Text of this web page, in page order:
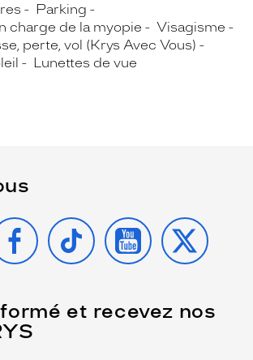
Parking
charge de la myopie
Visagisme
perte, vol (Krys Avec Vous)
Lunettes de vue
TIKTOK YOUTUBE
X
et recevez nos